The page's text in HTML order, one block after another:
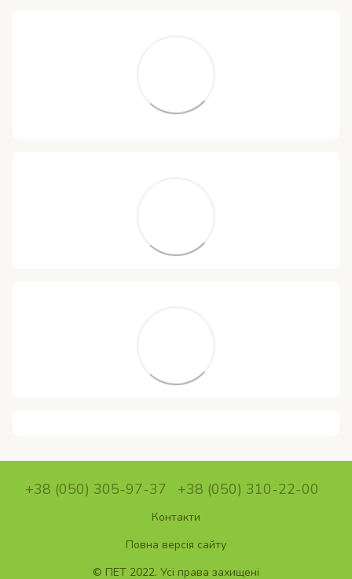
+38 (050) 305-97-37 +38 (050) 310-22-00
Контакти
Повна версія сайту
© ПET 2022. Усі права захищені